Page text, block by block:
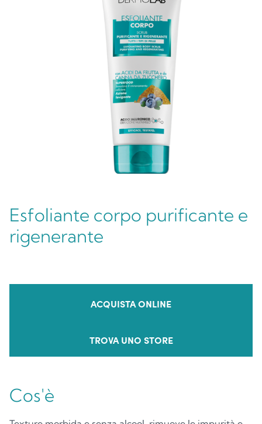
Esfoliante corpo purificante e
rigenerante
ACQUISTA ONLINE
TROVA UNO STORE
Cos'è